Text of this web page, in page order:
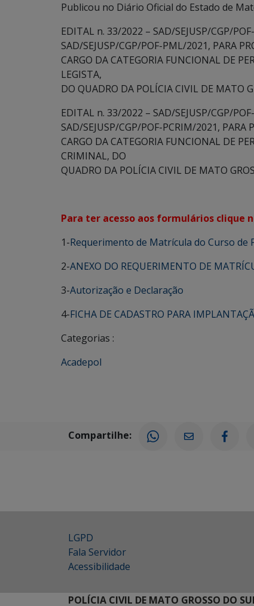
Publicou no Diário Oficial do Estado de
EDITAL n. 33/2022 – SAD/SEJUSP/CGP/
SAD/SEJUSP/CGP/POF-PML/2021, PARA
CARGO DA CATEGORIA FUNCIONAL DE
LEGISTA,
DO QUADRO DA POLÍCIA CIVIL DE MATO
EDITAL n. 33/2022 – SAD/SEJUSP/CGP/
SAD/SEJUSP/CGP/POF-PCRIM/2021, PARA
CARGO DA CATEGORIA FUNCIONAL DE
CRIMINAL, DO
QUADRO DA POLÍCIA CIVIL DE MATO
Para ter acesso aos formulários clique
1-Requerimento de Matrícula do Curso de
2-ANEXO DO REQUERIMENTO DE
3-Autorização e Declaração
4-FICHA DE CADASTRO PARA
Categorias :
Acadepol
Compartilhe:
LGPD
Fala Servidor
Acessibilidade
POLÍCIA CIVIL DE MATO GROSSO DO